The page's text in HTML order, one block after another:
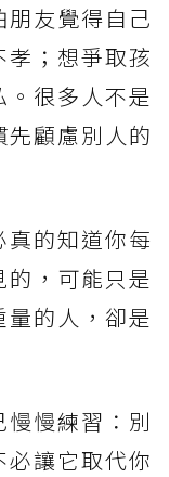
友覺得自己
；想爭取孩
很多人不是
顧慮別人的
的知道你每
，可能只是
的人，卻是
慢練習：別
必讓它取代你